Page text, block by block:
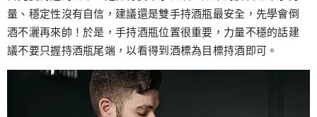
量、穩定性沒有自信，建議還是雙手持酒瓶最安全，先學會倒
酒不灑再來帥！於是，手持酒瓶位置很重要，力量不穩的話建
議不要只握持酒瓶尾端，以看得到酒標為目標持酒即可。